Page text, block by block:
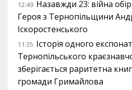
12:49 Назавжди 23: війна
Героя з Тернопільщини
Іскоростенського
11:35 Історія одного
Тернопільського
зберігається раритетна
громади Гримайлова